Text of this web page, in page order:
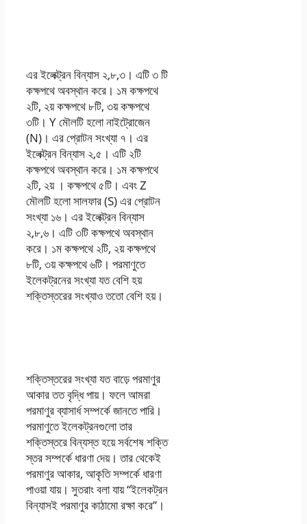
এর ইলেক্ট্রন বিন্যাস ২,৮,৩। এটি ৩ টি
কক্ষপথে অবস্থান করে। ১ম কক্ষপথে
২টি, ২য় কক্ষপথে ৮টি, ৩য় কক্ষপথে
৩টি। Y মৌলটি হলাে নাইট্রোজেন
(N)। এর প্রােটন সংখ্যা ৭। এর
ইলেক্ট্রন বিন্যাস ২,৫। এটি ২টি
কক্ষপথে অবস্থান করে। ১ম কক্ষপথে
২টি, ২য় । কক্ষপথে ৫টি। এবং Z
মৌলটি হলাে সালফার (S) এর প্রােটন
সংখ্যা ১৬। এর ইলেক্ট্রন বিন্যাস
২,৮,৬। এটি ৩টি কক্ষপথে অবস্থান
করে। ১ম কক্ষপথে ২টি, ২য় কক্ষপথে
৮টি, ৩য় কক্ষপথে ৬টি। পরমাণুতে
ইলেকট্রনের সংখ্যা যত বেশি হয়
শক্তিস্তরের সংখ্যাও ততাে বেশি হয়।
শক্তিস্তরের সংখ্যা যত বাড়ে পরমাণুর
আকার তত বৃদ্ধি পায়। ফলে আমরা
পরমাণুর ব্যাসার্ধ সম্পর্কে জানতে পারি।
পরমাণুতে ইলেকট্রনগুলাে তার
শক্তিস্তরে বিন্যস্ত হয়ে সর্বশেষ শক্তি
স্তর সম্পর্কে ধারণা দেয়। তার থেকেই
পরমাণুর আকার, আকৃতি সম্পর্কে ধারণা
পাওয়া যায়। সুতরাং বলা যায় “ইলেকট্রন
বিন্যাসই পরমাণুর কাঠামাে রক্ষা করে”।